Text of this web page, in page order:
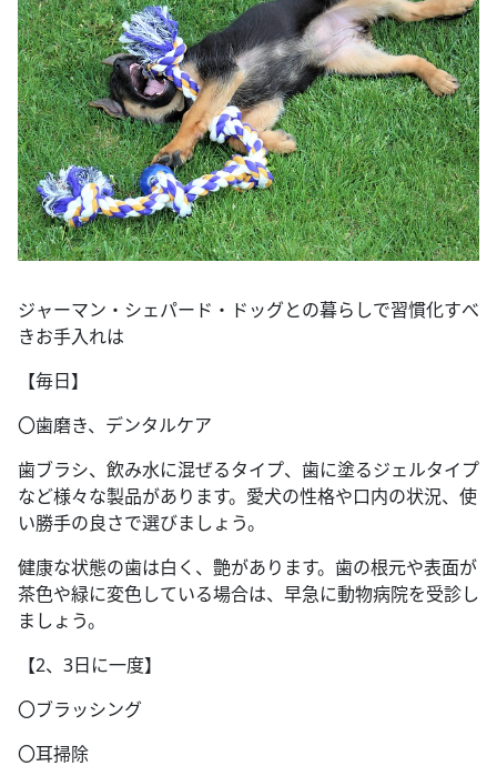
ジャーマン・シェパード・ドッグとの暮らしで習慣化すべ
きお手入れは
【毎日】
〇歯磨き、デンタルケア
歯ブラシ、飲み水に混ぜるタイプ、歯に塗るジェルタイプ
など様々な製品があります。愛犬の性格や口内の状況、使
い勝手の良さで選びましょう。
健康な状態の歯は白く、艶があります。歯の根元や表面が
茶色や緑に変色している場合は、早急に動物病院を受診し
ましょう。
【2、3日に一度】
〇ブラッシング
〇耳掃除